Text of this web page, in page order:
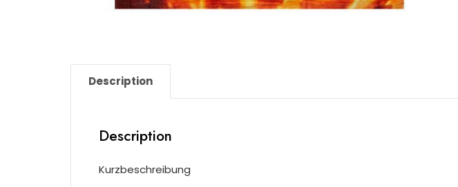
Description
Description
Kurzbeschreibung